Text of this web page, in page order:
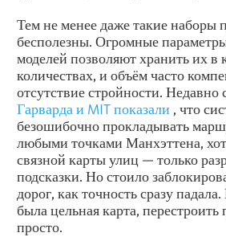
Тем не менее даже такие наборы
бесполезны. Огромные
моделей позволяют хранить их в
количествах, и объём часто
отсутствие стройности. Недавно
Гарварда и MIT показали , что
безошибочно прокладывать
любыми точками Манхэттена,
связной карты улиц — только
подсказки. Но стоило
дорог, как точность сразу
была цельная карта, перестроить
просто.